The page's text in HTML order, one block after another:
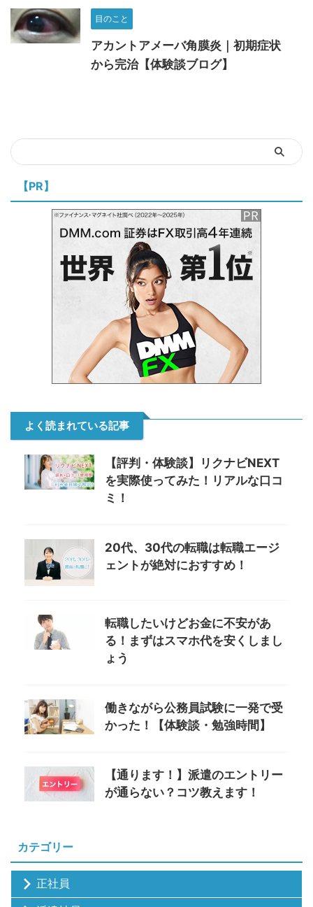
目のこと
アカントアメーバ角膜炎｜初期症状
から完治【体験談ブログ】
【PR】
よく読まれている記事
【評判・体験談】リクナビNEXT
を実際使ってみた！リアルな口コ
ミ！
20代、30代の転職は転職エージ
ェントが絶対におすすめ！
転職したいけどお金に不安があ
る！まずはスマホ代を安くしまし
ょう
働きながら公務員試験に一発で受
かった！【体験談・勉強時間】
【通ります！】派遣のエントリー
が通らない？コツ教えます！
カテゴリー
正社員